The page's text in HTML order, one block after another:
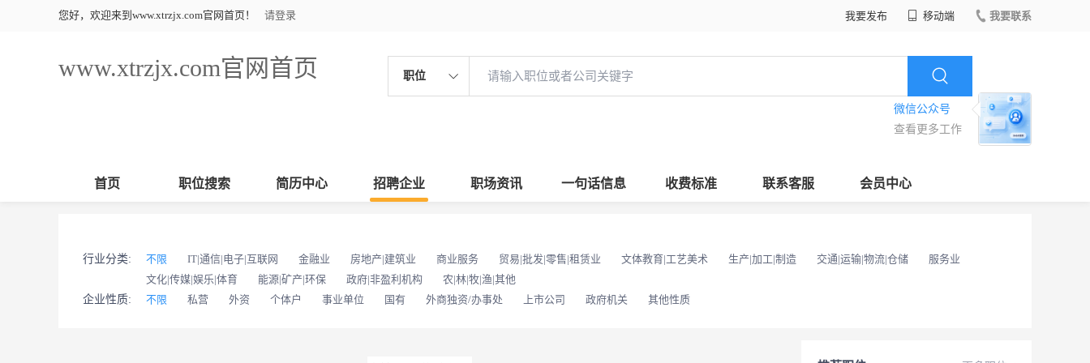
您好，欢迎来到www.xtrzjx.com官网首页！ 请登录 我要发布 移动端 我要联系
www.xtrzjx.com官网首页 职位
微信公众号
查看更多工作
首页 职位搜索 简历中心 招聘企业 职场资讯 一句话信息 收费标准 联系客服 会员中心
行业分类: 不限 IT|通信|电子|互联网 金融业 房地产|建筑业 商业服务 贸易|批发|零售|租赁业 文体教育|工艺美术 生产|加工|制造 交通|运输|物流|仓储
服务业
文化|传媒|娱乐|体育
能源|矿产|环保 政府|非盈利机构
农|林|牧|渔|其他
企业性质:
不限 私营 外资 个体户 事业单位 国有 外商独资/办事处 上市公司 政府机关 其他性质